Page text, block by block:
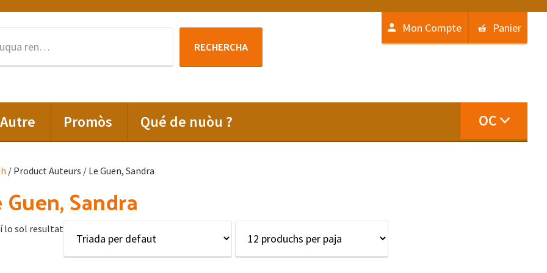
:
RECHERCHA
Mon Compte Panier
Autre Promòs Qué de nuòu ? OC
/ Product Auteurs / Le Guen, Sandra
Guen, Sandra
lo sol resultat